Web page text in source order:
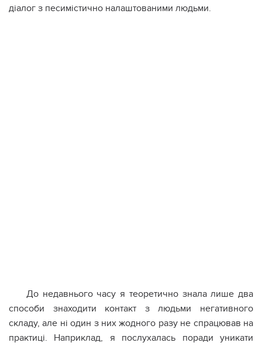
діалог з песимістично налаштованими людьми.
До недавнього часу я теоретично знала лише два
способи знаходити контакт з людьми негативного
складу, але ні один з них жодного разу не спрацював на
практиці. Наприклад, я послухалась поради уникати